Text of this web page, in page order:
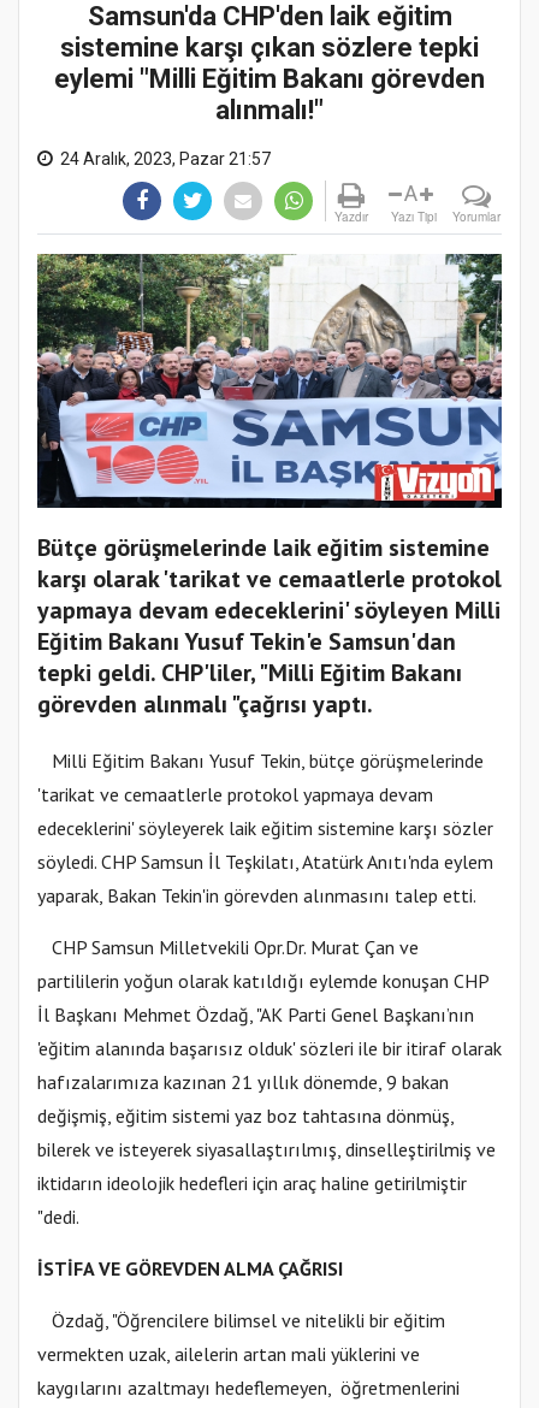
Samsun'da CHP'den laik eğitim
sistemine karşı çıkan sözlere tepki
eylemi "Milli Eğitim Bakanı görevden
alınmalı!"
24 Aralık, 2023, Pazar 21:57
Yazdır
A
Yazı Tipi Yorumlar
Bütçe görüşmelerinde laik eğitim sistemine
karşı olarak 'tarikat ve cemaatlerle protokol
yapmaya devam edeceklerini' söyleyen Milli
Eğitim Bakanı Yusuf Tekin'e Samsun'dan
tepki geldi. CHP'liler, "Milli Eğitim Bakanı
görevden alınmalı "çağrısı yaptı.
Milli Eğitim Bakanı Yusuf Tekin, bütçe görüşmelerinde
'tarikat ve cemaatlerle protokol yapmaya devam
edeceklerini' söyleyerek laik eğitim sistemine karşı sözler
söyledi. CHP Samsun İl Teşkilatı, Atatürk Anıtı'nda eylem
yaparak, Bakan Tekin'in görevden alınmasını talep etti.
CHP Samsun Milletvekili Opr.Dr. Murat Çan ve
partililerin yoğun olarak katıldığı eylemde konuşan CHP
İl Başkanı Mehmet Özdağ, "AK Parti Genel Başkanı’nın
'eğitim alanında başarısız olduk' sözleri ile bir itiraf olarak
hafızalarımıza kazınan 21 yıllık dönemde, 9 bakan
değişmiş, eğitim sistemi yaz boz tahtasına dönmüş,
bilerek ve isteyerek siyasallaştırılmış, dinselleştirilmiş ve
iktidarın ideolojik hedefleri için araç haline getirilmiştir
"dedi.
İSTİFA VE GÖREVDEN ALMA ÇAĞRISI
Özdağ, "Öğrencilere bilimsel ve nitelikli bir eğitim
vermekten uzak, ailelerin artan mali yüklerini ve
kaygılarını azaltmayı hedeflemeyen, öğretmenlerini